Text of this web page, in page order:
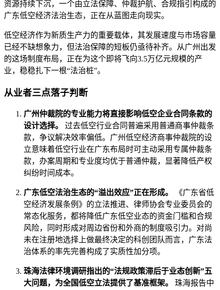
资源持续下沉，一个由立法保障、仲裁护航、合规指引构成的
广东低空经济法治生态，正在从蓝图走向现实。
低空经济作为新质生产力的重要载体，其发展速度与市场容量
已经不缺想象力，但法治保障的短板仍亟待补齐。从广州出发
的这场制度布局，正在为这个即将飞向3.5万亿元规模的产
业，稳稳扎下一根“法治桩”。
从业者三点落子判断
广州仲裁院的专业能力将直接影响低空企业合同条款的
设计选择。
过去低空行业合同普遍采用普通商事仲裁条
款，争议解决效率偏低。广州低空经济商事仲裁院的设
立意味着低空行业在广东布局时可主动采用专属仲裁条
款，办案周期和专业度均优于普通仲裁，显著降低产权
纠纷时间成本。
广东低空法治生态的“溢出效应”正在形成。
《广东省低
空经济发展条例》的立法推进、律师协会专业委员会的
常态化服务，都将降低广东低空业态的资金门槛和合规
风险，同时形成对周边省份和外商的制度吸引力。对尚
未在注册地选择上做最终决定的科创团队而言，广东法
治体系的率先完善构成了实质性加分项。
珠海法律环境调研指出的“法规政策滞后于业态创新”五
大问题，为全国低空立法提供了基准框架。
珠海报告中